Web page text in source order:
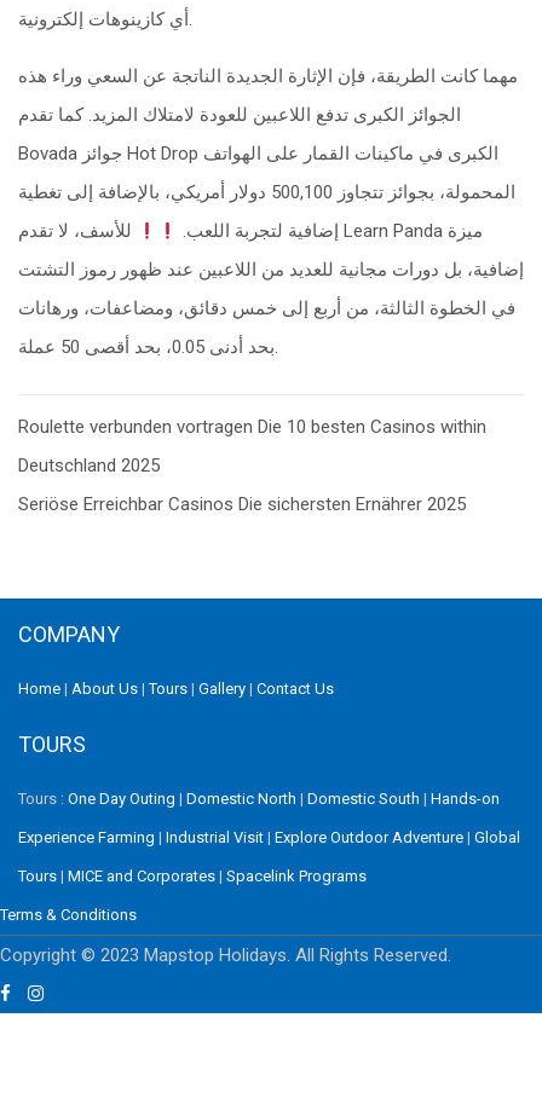
أي كازينوهات إلكترونية.
مهما كانت الطريقة، فإن الإثارة الجديدة الناتجة عن السعي وراء هذه
الجوائز الكبرى تدفع اللاعبين للعودة لامتلاك المزيد. كما تقدم
Bovada جوائز Hot Drop الكبرى في ماكينات القمار على الهواتف
المحمولة، بجوائز تتجاوز 500,100 دولار أمريكي، بالإضافة إلى تغطية
إضافية لتجربة اللعب.
للأسف، لا تقدم Learn Panda ميزة
إضافية، بل دورات مجانية للعديد من اللاعبين عند ظهور رموز التشتت
في الخطوة الثالثة، من أربع إلى خمس دقائق، ومضاعفات، ورهانات
بحد أدنى 0.05، بحد أقصى 50 عملة.
Post
navigation
Roulette verbunden vortragen Die 10 besten Casinos within
Deutschland 2025
Seriöse Erreichbar Casinos Die sichersten Ernährer 2025
COMPANY
Home | About Us |Tours | Gallery | Contact Us
TOURS
Tours : One Day Outing | Domestic North | Domestic South | Hands-on
Experience Farming | Industrial Visit | Explore Outdoor Adventure | Global
Tours | MICE and Corporates | Spacelink Programs
Terms & Conditions
Copyright © 2023 Mapstop Holidays. All Rights Reserved.